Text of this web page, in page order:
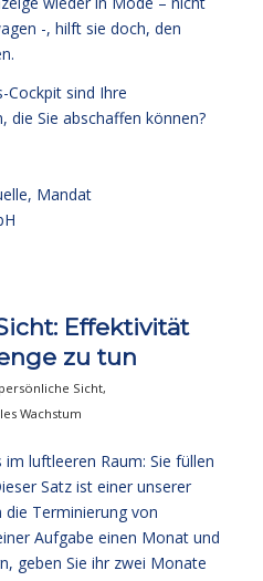
-, hilft sie doch, den
Cockpit sind Ihre
die Sie abschaffen können?
Mandat
Effektivität
zu tun
Sicht,
Wachstum
im luftleeren Raum: Sie füllen
Satz ist einer unserer
die Terminierung von
Aufgabe einen Monat und
geben Sie ihr zwei Monate